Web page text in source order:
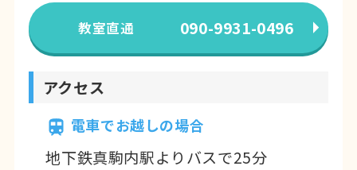
教室直通 090-9931-0496
アクセス
電車でお越しの場合
地下鉄真駒内駅よりバスで25分